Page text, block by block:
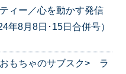
ィー／心を動かす発信
年8月8日･15日合併号）
もちゃのサブスク> ラ